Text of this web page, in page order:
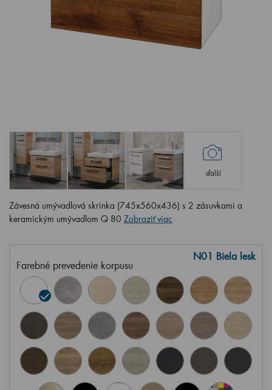
ďalší
Závesná umývadlová skrinka (745x560x436) s 2 zásuvkami a
keramickým umývadlom Q 80 Zobraziť viac
Farebné prevedenie korpusu
N01 Biela lesk